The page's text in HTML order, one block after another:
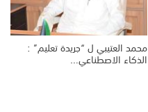
محمد العتيبي ل “جريدة تعليم” :
الذكاء الاصطناعي…